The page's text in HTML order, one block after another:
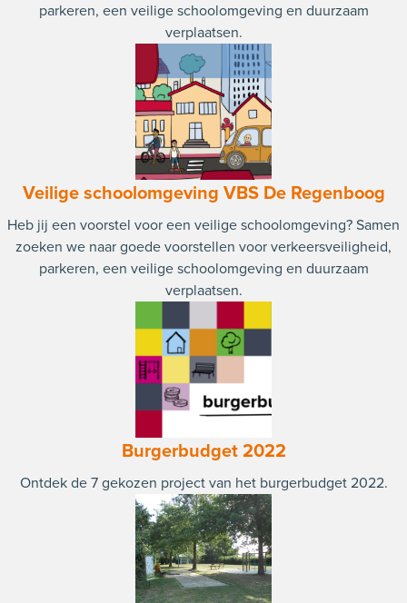
parkeren, een veilige schoolomgeving en duurzaam
verplaatsen.
Veilige schoolomgeving VBS De Regenboog
Heb jij een voorstel voor een veilige schoolomgeving? Samen
zoeken we naar goede voorstellen voor verkeersveiligheid,
parkeren, een veilige schoolomgeving en duurzaam
verplaatsen.
Burgerbudget 2022
Ontdek de 7 gekozen project van het burgerbudget 2022.